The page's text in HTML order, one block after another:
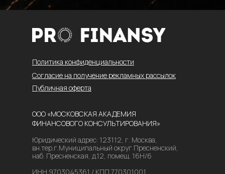
OOO «МОСКОВСКАЯ АКАДЕМИЯ
ФИНАНСОВОГО КОНСУЛЬТИРОВАНИЯ»
Юридический адрес: 123112, г. Москва,
вн.тер.г.Муниципальный округ Пресненский,
наб. Пресненская, д.12, помещ. 16Н/6
ИНН 9703045361 / КПП 770301001
Политика конфиденциальности
Согласие на получение рекламных рассылок
Публичная оферта